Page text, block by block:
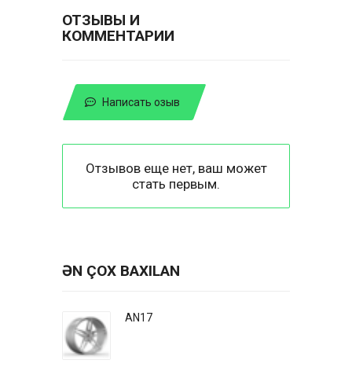
ОТЗЫВЫ И
КОММЕНТАРИИ
Написать озыв
Отзывов еще нет, ваш может
стать первым.
ƏN ÇOX BAXILAN
AN17